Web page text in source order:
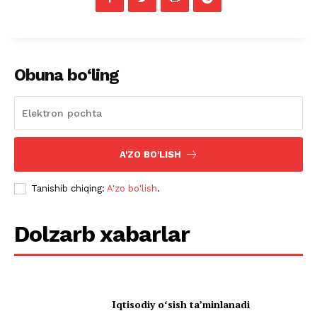
Obuna bo‘ling
A'ZO BO'LISH
Tanishib chiqing: A'zo bo'lish.
Dolzarb xabarlar
Iqtisodiy oʻsish taʼminlanadi